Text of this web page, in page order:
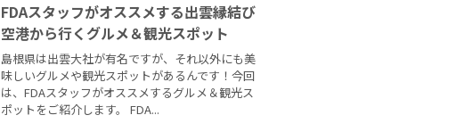
FDAスタッフがオススメする出雲縁結び
空港から行くグルメ＆観光スポット
島根県は出雲大社が有名ですが、それ以外にも美
味しいグルメや観光スポットがあるんです！今回
は、FDAスタッフがオススメするグルメ＆観光ス
ポットをご紹介します。 FDA...